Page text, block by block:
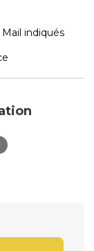
indiqués